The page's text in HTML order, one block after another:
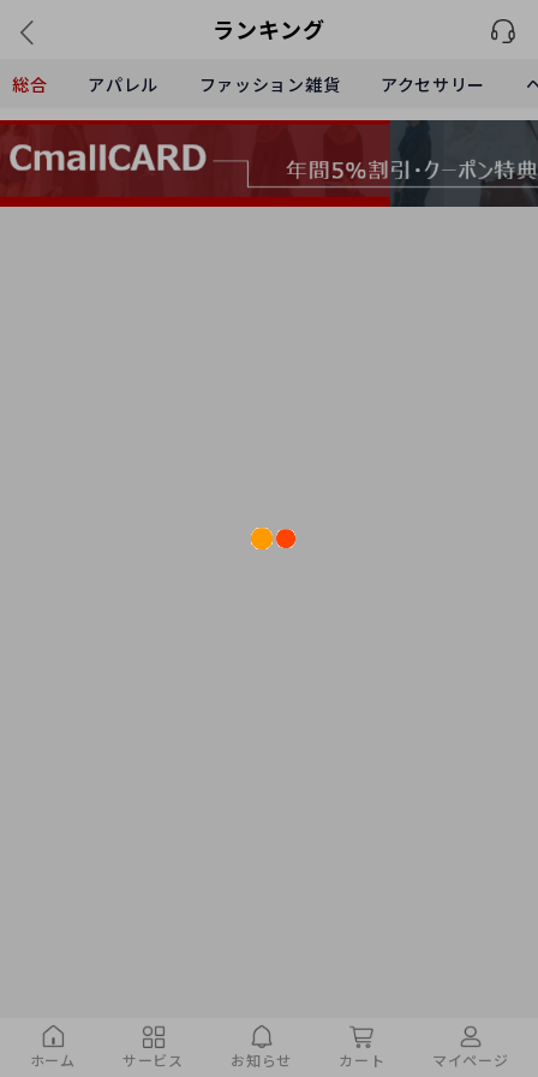
ランキング
総合 アパレル ファッション雑貨 アクセサリー
ホーム サービス お知らせ カート マイページ